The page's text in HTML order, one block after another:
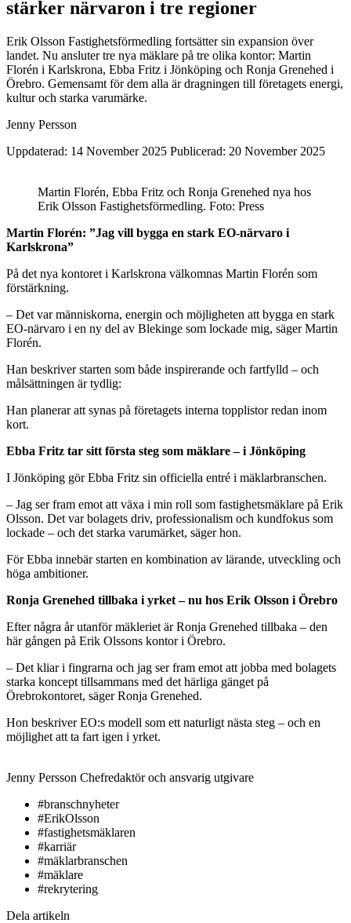
stärker närvaron i tre regioner
Erik Olsson Fastighetsförmedling fortsätter sin expansion över
landet. Nu ansluter tre nya mäklare på tre olika kontor: Martin
Florén i Karlskrona, Ebba Fritz i Jönköping och Ronja Grenehed i
Örebro. Gemensamt för dem alla är dragningen till företagets energi,
kultur och starka varumärke.
Jenny Persson
Uppdaterad: 14 November 2025 Publicerad: 20 November 2025
Martin Florén, Ebba Fritz och Ronja Grenehed nya hos
Erik Olsson Fastighetsförmedling. Foto: Press
Martin Florén: ”Jag vill bygga en stark EO-närvaro i
Karlskrona”
På det nya kontoret i Karlskrona välkomnas Martin Florén som
förstärkning.
– Det var människorna, energin och möjligheten att bygga en stark
EO-närvaro i en ny del av Blekinge som lockade mig, säger Martin
Florén.
Han beskriver starten som både inspirerande och fartfylld – och
målsättningen är tydlig:
Han planerar att synas på företagets interna topplistor redan inom
kort.
Ebba Fritz tar sitt första steg som mäklare – i Jönköping
I Jönköping gör Ebba Fritz sin officiella entré i mäklarbranschen.
– Jag ser fram emot att växa i min roll som fastighetsmäklare på Erik
Olsson. Det var bolagets driv, professionalism och kundfokus som
lockade – och det starka varumärket, säger hon.
För Ebba innebär starten en kombination av lärande, utveckling och
höga ambitioner.
Ronja Grenehed tillbaka i yrket – nu hos Erik Olsson i Örebro
Efter några år utanför mäkleriet är Ronja Grenehed tillbaka – den
här gången på Erik Olssons kontor i Örebro.
– Det kliar i fingrarna och jag ser fram emot att jobba med bolagets
starka koncept tillsammans med det härliga gänget på
Örebrokontoret, säger Ronja Grenehed.
Hon beskriver EO:s modell som ett naturligt nästa steg – och en
möjlighet att ta fart igen i yrket.
Jenny Persson Chefredaktör och ansvarig utgivare
#branschnyheter
#ErikOlsson
#fastighetsmäklaren
#karriär
#mäklarbranschen
#mäklare
#rekrytering
Dela artikeln